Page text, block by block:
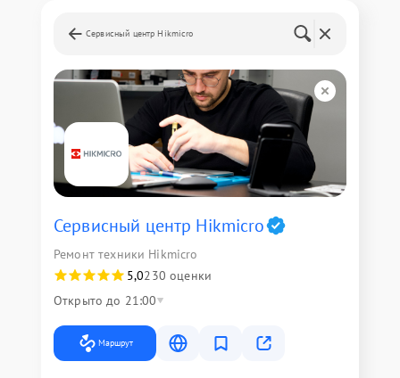
Сервисный центр Hikmicro
Сервисный центр Hikmicro
Ремонт техники Hikmicro
5,0230 оценки
Открыто до 21:00
Маршрут